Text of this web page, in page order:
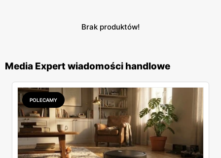
Brak produktów!
Media Expert wiadomości handlowe
POLECAMY